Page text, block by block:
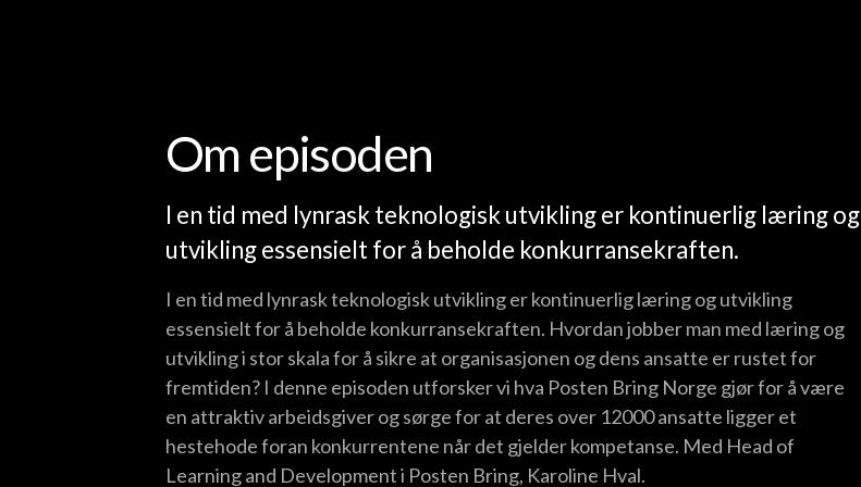
Om episoden
I en tid med lynrask teknologisk utvikling er kontinuerlig læring og
utvikling essensielt for å beholde konkurransekraften.
I en tid med lynrask teknologisk utvikling er kontinuerlig læring og utvikling
essensielt for å beholde konkurransekraften. Hvordan jobber man med læring og
utvikling i stor skala for å sikre at organisasjonen og dens ansatte er rustet for
fremtiden? I denne episoden utforsker vi hva Posten Bring Norge gjør for å være
en attraktiv arbeidsgiver og sørge for at deres over 12000 ansatte ligger et
hestehode foran konkurrentene når det gjelder kompetanse. Med Head of
Learning and Development i Posten Bring, Karoline Hval.